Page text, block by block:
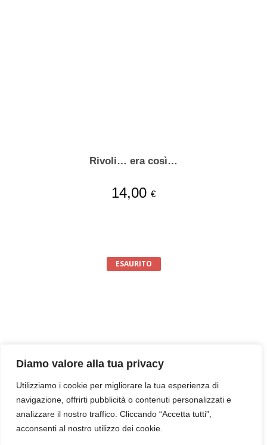
Diamo valore alla tua privacy
Utilizziamo i cookie per migliorare la tua esperienza di
navigazione, offrirti pubblicità o contenuti personalizzati e
analizzare il nostro traffico. Cliccando “Accetta tutti”,
acconsenti al nostro utilizzo dei cookie.
Rivoli… era così…
14,00 €
ESAURITO
Valsusa com’era – vol.2
35,00€